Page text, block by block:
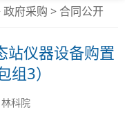
政府采购 > 合同公开
站仪器设备购置
3）
科院